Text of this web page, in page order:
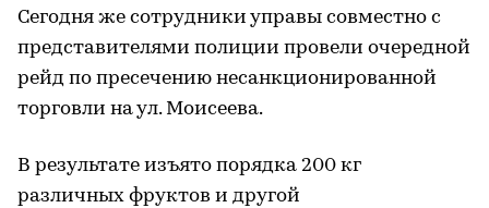
Сегодня же сотрудники управы совместно с
представителями полиции провели очередной
рейд по пресечению несанкционированной
торговли на ул. Моисеева.
В результате изъято порядка 200 кг
различных фруктов и другой